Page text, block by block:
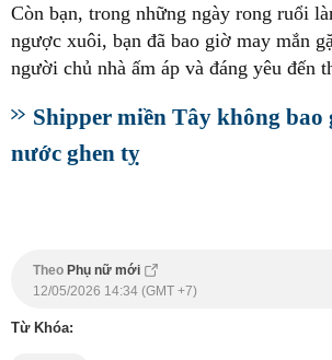
Còn bạn, trong những ngày rong ruổi
ngược xuôi, bạn đã bao giờ may mắn
người chủ nhà ấm áp và đáng yêu đến
Shipper miền Tây không bao
nước ghen tỵ
Theo Phụ nữ mới
12/05/2026 14:34 (GMT +7)
Từ Khóa: